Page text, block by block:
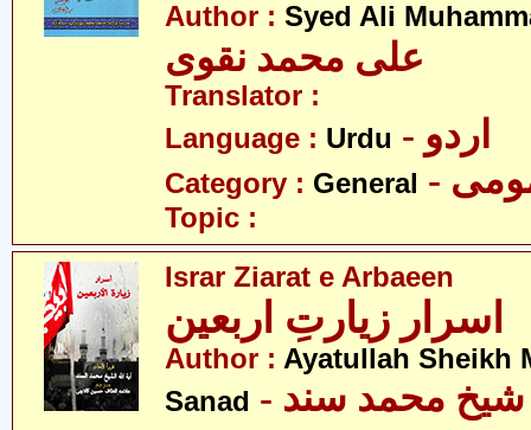
Author : Syed Ali
علی محمد نقوی
Translator :
Language : Urdu - اردو
Category : General
Topic :
Israr Ziarat e Arbaeen
اسرار زیارتِ اربعین
Author : Ayatullah Sheikh
Sanad
شیخ محمد سند